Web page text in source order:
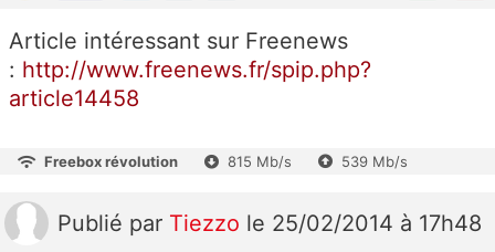
Article intéressant sur Freenews
: http://www.freenews.fr/spip.php?
article14458
Freebox révolution 815 Mb/s 539 Mb/s
Publié par Tiezzo le 25/02/2014 à 17h48